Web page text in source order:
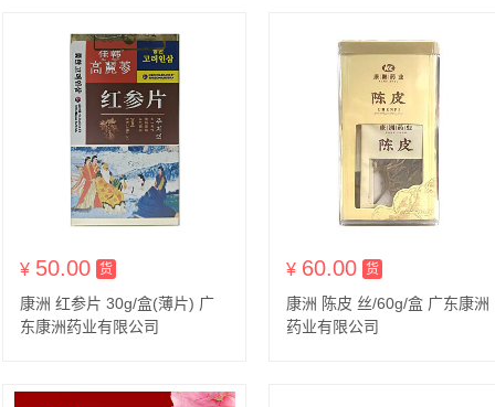
¥ 50.00 货
康洲 红参片 30g/盒(薄片) 广
东康洲药业有限公司
¥ 60.00 货
康洲 陈皮 丝/60g/盒 广东康洲
药业有限公司